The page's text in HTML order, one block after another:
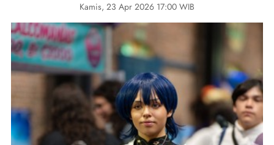
Kamis, 23 Apr 2026 17:00 WIB